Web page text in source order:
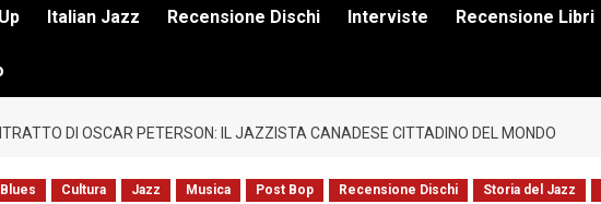
Italian Jazz Recensione Dischi Interviste Recensione Libri
DI OSCAR PETERSON: IL JAZZISTA CANADESE CITTADINO DEL MONDO
Blues Cultura Jazz Musica Post Bop Recensione Dischi Storia del Jazz